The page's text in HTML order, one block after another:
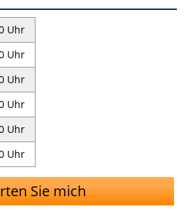
Uhr
Uhr
Uhr
Uhr
Uhr
Uhr
Sie mich